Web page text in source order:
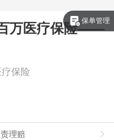
万医疗保险——
保险
理赔
保单管理